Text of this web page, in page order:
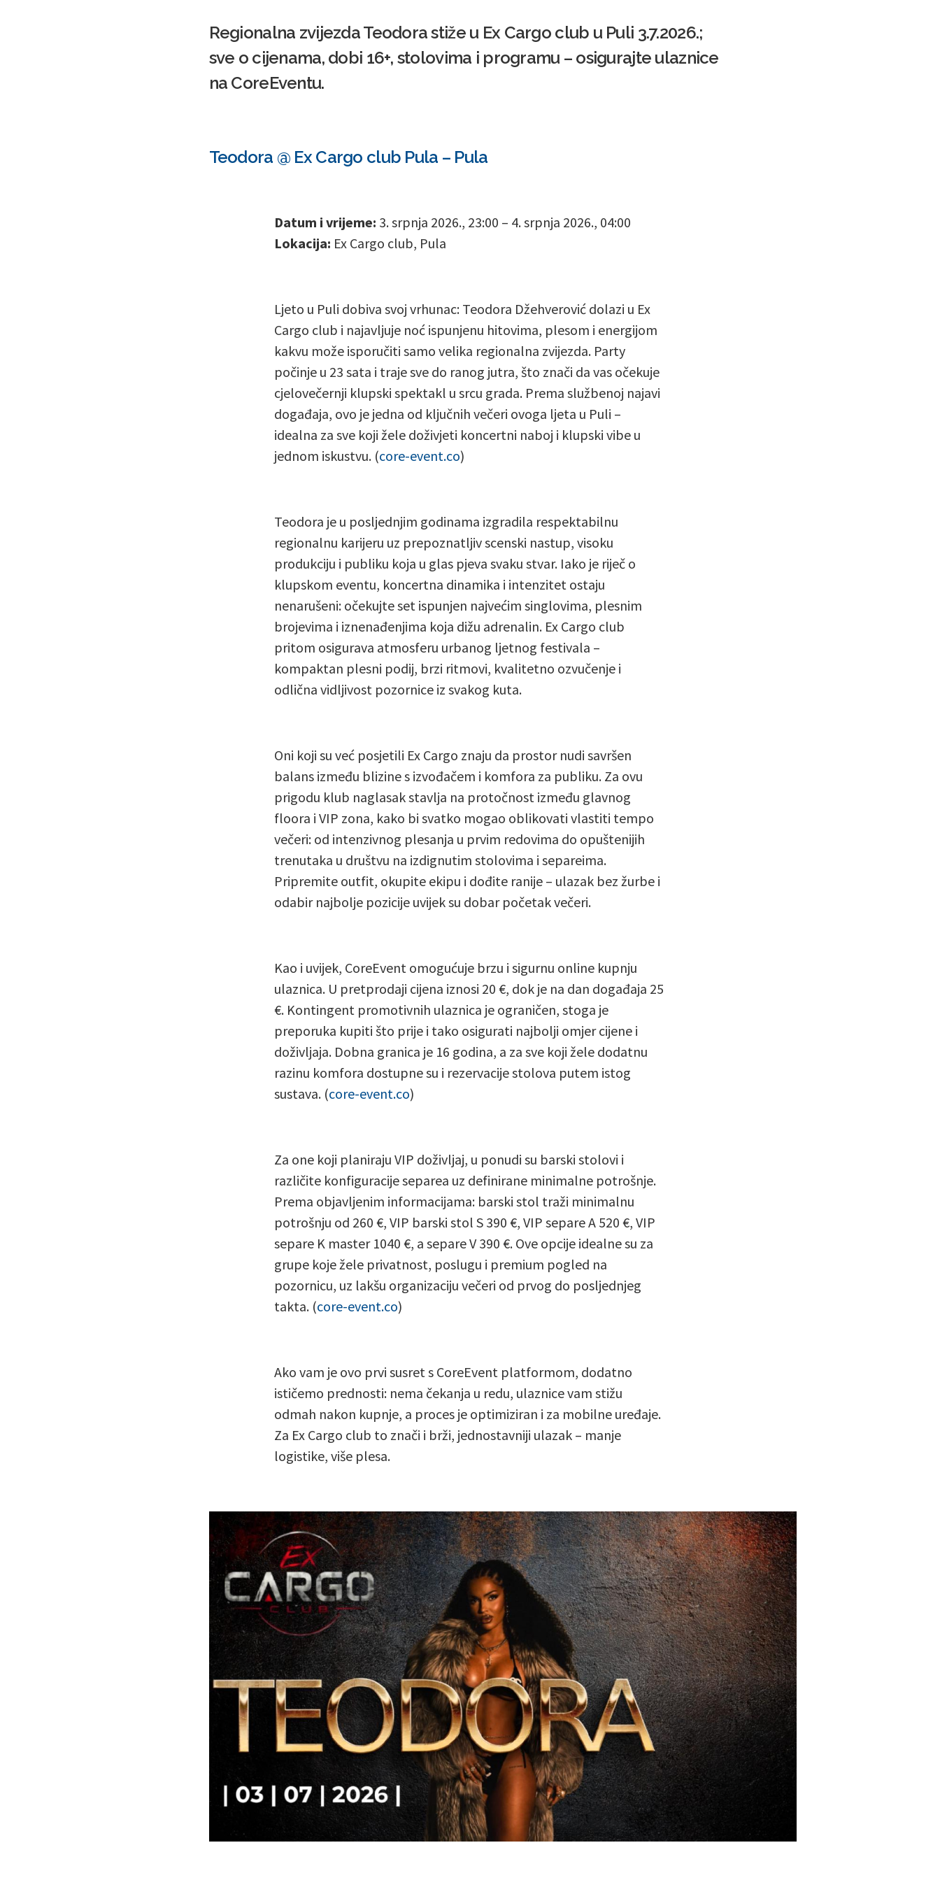
Regionalna zvijezda Teodora stiže u Ex Cargo club u Puli 3.7.2026.;
sve o cijenama, dobi 16+, stolovima i programu – osigurajte ulaznice
na CoreEventu.
Teodora @ Ex Cargo club Pula – Pula
Datum i vrijeme: 3. srpnja 2026., 23:00 – 4. srpnja 2026., 04:00
Lokacija: Ex Cargo club, Pula
Ljeto u Puli dobiva svoj vrhunac: Teodora Džehverović dolazi u Ex
Cargo club i najavljuje noć ispunjenu hitovima, plesom i energijom
kakvu može isporučiti samo velika regionalna zvijezda. Party
počinje u 23 sata i traje sve do ranog jutra, što znači da vas očekuje
cjelovečernji klupski spektakl u srcu grada. Prema službenoj najavi
događaja, ovo je jedna od ključnih večeri ovoga ljeta u Puli –
idealna za sve koji žele doživjeti koncertni naboj i klupski vibe u
jednom iskustvu. (core-event.co)
Teodora je u posljednjim godinama izgradila respektabilnu
regionalnu karijeru uz prepoznatljiv scenski nastup, visoku
produkciju i publiku koja u glas pjeva svaku stvar. Iako je riječ o
klupskom eventu, koncertna dinamika i intenzitet ostaju
nenarušeni: očekujte set ispunjen najvećim singlovima, plesnim
brojevima i iznenađenjima koja dižu adrenalin. Ex Cargo club
pritom osigurava atmosferu urbanog ljetnog festivala –
kompaktan plesni podij, brzi ritmovi, kvalitetno ozvučenje i
odlična vidljivost pozornice iz svakog kuta.
Oni koji su već posjetili Ex Cargo znaju da prostor nudi savršen
balans između blizine s izvođačem i komfora za publiku. Za ovu
prigodu klub naglasak stavlja na protočnost između glavnog
floora i VIP zona, kako bi svatko mogao oblikovati vlastiti tempo
večeri: od intenzivnog plesanja u prvim redovima do opuštenijih
trenutaka u društvu na izdignutim stolovima i separeima.
Pripremite outfit, okupite ekipu i dođite ranije – ulazak bez žurbe i
odabir najbolje pozicije uvijek su dobar početak večeri.
Kao i uvijek, CoreEvent omogućuje brzu i sigurnu online kupnju
ulaznica. U pretprodaji cijena iznosi 20 €, dok je na dan događaja 25
€. Kontingent promotivnih ulaznica je ograničen, stoga je
preporuka kupiti što prije i tako osigurati najbolji omjer cijene i
doživljaja. Dobna granica je 16 godina, a za sve koji žele dodatnu
razinu komfora dostupne su i rezervacije stolova putem istog
sustava. (core-event.co)
Za one koji planiraju VIP doživljaj, u ponudi su barski stolovi i
različite konfiguracije separea uz definirane minimalne potrošnje.
Prema objavljenim informacijama: barski stol traži minimalnu
potrošnju od 260 €, VIP barski stol S 390 €, VIP separe A 520 €, VIP
separe K master 1040 €, a separe V 390 €. Ove opcije idealne su za
grupe koje žele privatnost, poslugu i premium pogled na
pozornicu, uz lakšu organizaciju večeri od prvog do posljednjeg
takta. (core-event.co)
Ako vam je ovo prvi susret s CoreEvent platformom, dodatno
ističemo prednosti: nema čekanja u redu, ulaznice vam stižu
odmah nakon kupnje, a proces je optimiziran i za mobilne uređaje.
Za Ex Cargo club to znači i brži, jednostavniji ulazak – manje
logistike, više plesa.